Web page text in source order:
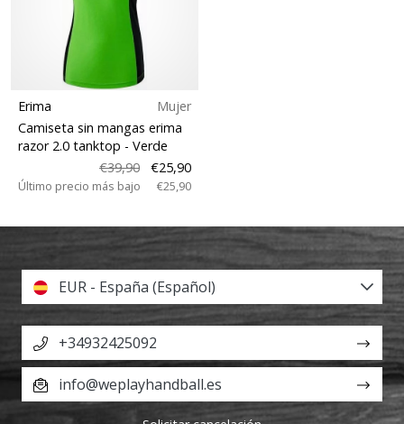
Erima
Mujer
Camiseta sin mangas erima
razor 2.0 tanktop - Verde
€39,90
€25,90
Último precio más bajo €25,90
EUR - España (Español)
+34932425092
info@weplayhandball.es